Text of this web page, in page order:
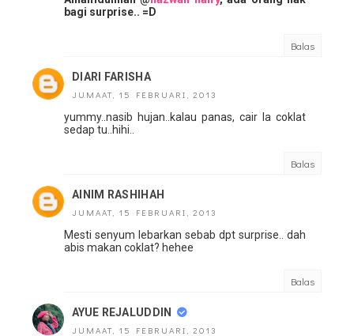
bagi surprise.. =D
Balas
DIARI FARISHA
JUMAAT, 15 FEBRUARI, 2013
yummy..nasib hujan..kalau panas, cair la coklat
sedap tu..hihi..
Balas
AINIM RASHIHAH
JUMAAT, 15 FEBRUARI, 2013
Mesti senyum lebarkan sebab dpt surprise.. dah
abis makan coklat? hehee
Balas
AYUE REJALUDDIN
JUMAAT, 15 FEBRUARI, 2013